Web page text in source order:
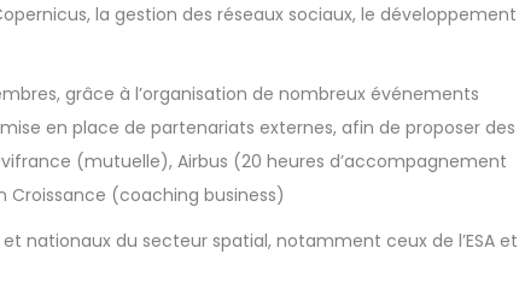
la gestion des réseaux sociaux, le développement
grâce à l’organisation de nombreux événements
en place de partenariats externes, afin de proposer des
(mutuelle), Airbus (20 heures d’accompagnement
Croissance (coaching business)
nationaux du secteur spatial, notamment ceux de l’ESA et